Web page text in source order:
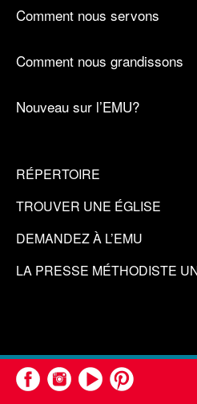
Comment nous servons
Comment nous grandissons
Nouveau sur l’EMU?
RÉPERTOIRE
TROUVER UNE ÉGLISE
DEMANDEZ À L’EMU
LA PRESSE MÉTHODISTE